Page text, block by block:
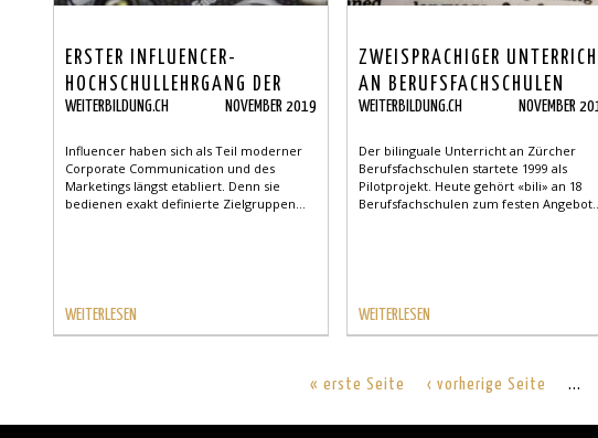
ERSTER INFLUENCER-
HOCHSCHULLEHRGANG DER
SCHWEIZ: CAS INFLUENCER
WEITERBILDUNG.CH NOVEMBER 2019
Influencer haben sich als Teil moderner
Corporate Communication und des
Marketings längst etabliert. Denn sie
bedienen exakt definierte Zielgruppen...
WEITERLESEN
ZWEISPRACHIGER
AN BERUFSFACHSCHULEN
WEITERBILDUNG.CH NOVEMBER
Der bilinguale Unterricht an Zürcher
Berufsfachschulen startete 1999 als
Pilotprojekt. Heute gehört «bili» an 18
Berufsfachschulen zum festen
WEITERLESEN
« erste Seite ‹ vorherige Seite …